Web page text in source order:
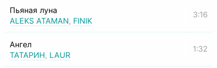
Пьяная луна
ALEKS ATAMAN, FINIK
3:16
Ангел
ТАТАРИН, LAUR
1:32